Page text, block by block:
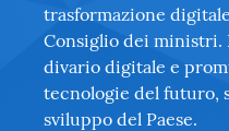
trasformazione
Consiglio dei ministri.
divario digitale e
tecnologie del futuro,
sviluppo del Paese.